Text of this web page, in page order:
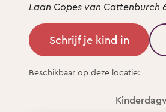
Laan Copes van Cattenburch
Schrijf je kind in
Beschikbaar op deze locatie: